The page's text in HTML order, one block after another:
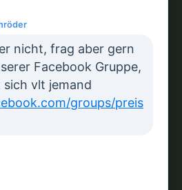
Finder
nicht, frag aber gern
Facebook Gruppe,
vlt jemand
groups/preis